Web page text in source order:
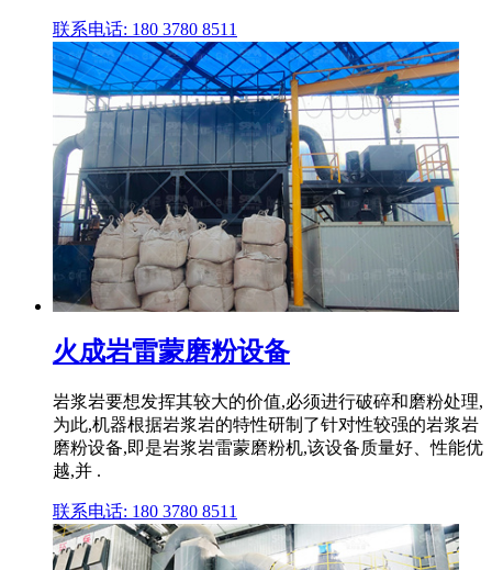
联系电话: 180 3780 8511
火成岩雷蒙磨粉设备
岩浆岩要想发挥其较大的价值,必须进行破碎和磨粉处理,
为此,机器根据岩浆岩的特性研制了针对性较强的岩浆岩
磨粉设备,即是岩浆岩雷蒙磨粉机,该设备质量好、性能优
越,并 .
联系电话: 180 3780 8511